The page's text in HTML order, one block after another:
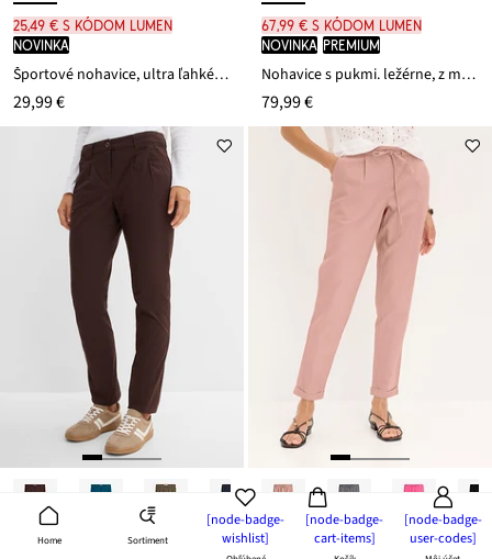
Home Sortiment
[node-badge-
wishlist]
[node-badge-
cart-items]
[node-badge-
user-codes]
25,49 € s kódom LUMEN
novinka
Športové nohavice, ultra ľahké, ozdobné záhyby, rýchloschnúce
29,99 €
67,99 € s kódom LUMEN
novinka PREMIUM
Nohavice s pukmi. ležérne, z mäkkého vlneného podielu
79,99 €